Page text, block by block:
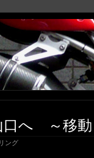
口へ ～移
ング